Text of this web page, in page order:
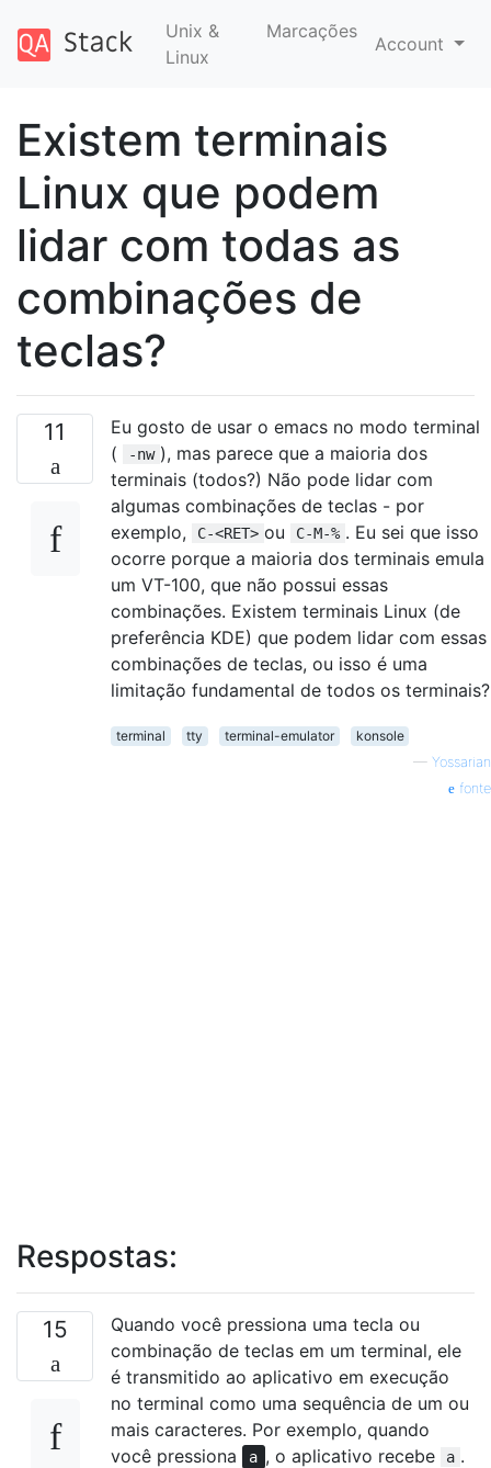
Unix &
Linux
Marcações
Account
Existem terminais
Linux que podem
lidar com todas as
combinações de
teclas?
11
Eu gosto de usar o emacs no modo terminal
(
-nw ), mas parece que a maioria dos
terminais (todos?) Não pode lidar com
algumas combinações de teclas - por
exemplo,
C-<RET> ou C-M-% . Eu sei que isso
ocorre porque a maioria dos terminais emula
um VT-100, que não possui essas
combinações. Existem terminais Linux (de
preferência KDE) que podem lidar com essas
combinações de teclas, ou isso é uma
limitação fundamental de todos os terminais?
terminal tty terminal-emulator
konsole
— Yossarian
fonte
Respostas:
15
Quando você pressiona uma tecla ou
combinação de teclas em um terminal, ele
é transmitido ao aplicativo em execução
no terminal como uma sequência de um ou
mais caracteres. Por exemplo, quando
você pressiona
a , o aplicativo recebe a .